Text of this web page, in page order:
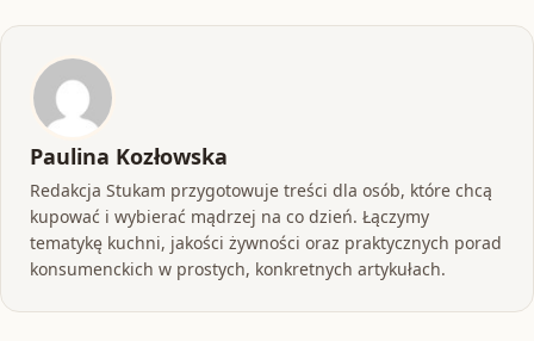
Paulina Kozłowska
Redakcja Stukam przygotowuje treści dla osób, które chcą
kupować i wybierać mądrzej na co dzień. Łączymy
tematykę kuchni, jakości żywności oraz praktycznych porad
konsumenckich w prostych, konkretnych artykułach.